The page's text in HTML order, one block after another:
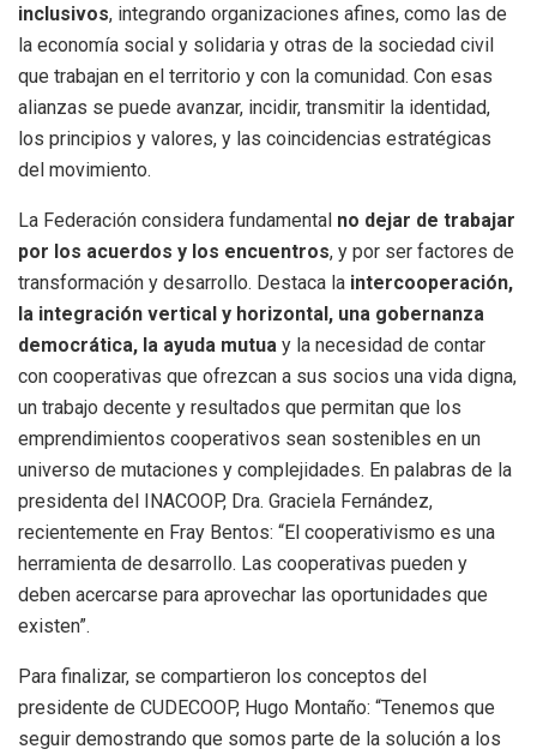
inclusivos, integrando organizaciones afines, como las de
la economía social y solidaria y otras de la sociedad civil
que trabajan en el territorio y con la comunidad. Con esas
alianzas se puede avanzar, incidir, transmitir la identidad,
los principios y valores, y las coincidencias estratégicas
del movimiento.
La Federación considera fundamental no dejar de trabajar
por los acuerdos y los encuentros, y por ser factores de
transformación y desarrollo. Destaca la intercooperación,
la integración vertical y horizontal, una gobernanza
democrática, la ayuda mutua y la necesidad de contar
con cooperativas que ofrezcan a sus socios una vida digna,
un trabajo decente y resultados que permitan que los
emprendimientos cooperativos sean sostenibles en un
universo de mutaciones y complejidades. En palabras de la
presidenta del INACOOP, Dra. Graciela Fernández,
recientemente en Fray Bentos: “El cooperativismo es una
herramienta de desarrollo. Las cooperativas pueden y
deben acercarse para aprovechar las oportunidades que
existen”.
Para finalizar, se compartieron los conceptos del
presidente de CUDECOOP, Hugo Montaño: “Tenemos que
seguir demostrando que somos parte de la solución a los